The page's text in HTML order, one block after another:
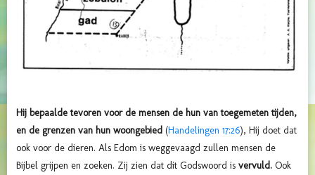
Hij bepaalde tevoren voor de mensen de hun van toegemeten tijden,
en de grenzen van hun woongebied (Handelingen 17:26), Hij doet dat
ook voor de dieren. Als Edom is weggevaagd zullen mensen de
Bijbel grijpen en zoeken. Zij zien dat dit Godswoord is vervuld. Ook